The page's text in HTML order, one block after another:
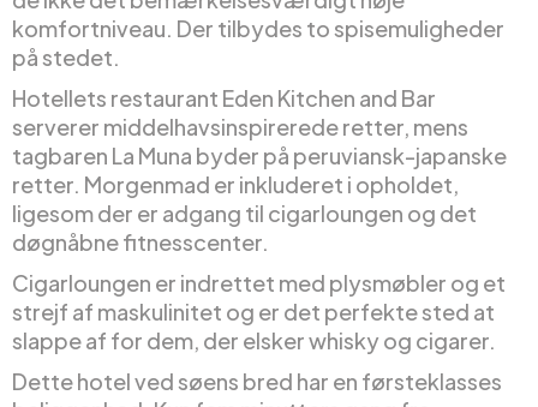
komfortniveau. Der tilbydes to spisemuligheder
på stedet.
Hotellets restaurant Eden Kitchen and Bar
serverer middelhavsinspirerede retter, mens
tagbaren La Muna byder på peruviansk-japanske
retter. Morgenmad er inkluderet i opholdet,
ligesom der er adgang til cigarloungen og det
døgnåbne fitnesscenter.
Cigarloungen er indrettet med plysmøbler og et
strejf af maskulinitet og er det perfekte sted at
slappe af for dem, der elsker whisky og cigarer.
Dette hotel ved søens bred har en førsteklasses